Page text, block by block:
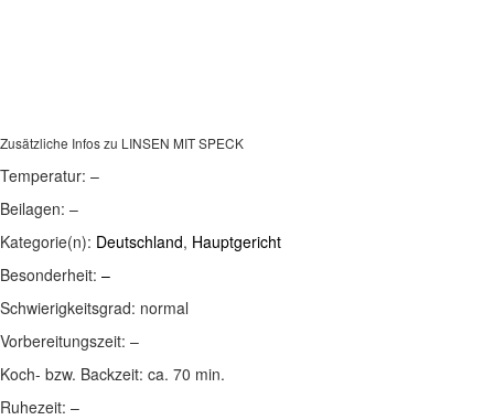
Zusätzliche Infos zu LINSEN MIT SPECK
Temperatur: –
Beilagen: –
Kategorie(n): Deutschland, Hauptgericht
Besonderheit: –
Schwierigkeitsgrad: normal
Vorbereitungszeit: –
Koch- bzw. Backzeit: ca. 70 min.
Ruhezeit: –